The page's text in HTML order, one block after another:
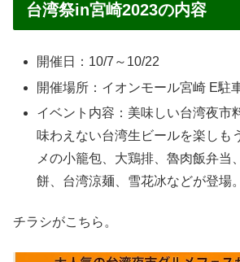
台湾祭in宮崎2023の内容
開催日：10/7～10/22
開催場所：イオンモール宮崎 E駐
イベント内容：美味しい台湾夜市
味わえない台湾生ビールを楽しも
メの小籠包、大鶏排、魯肉飯弁当
餅、台湾涼麺、雪花冰などが登場。
チラシがこちら。